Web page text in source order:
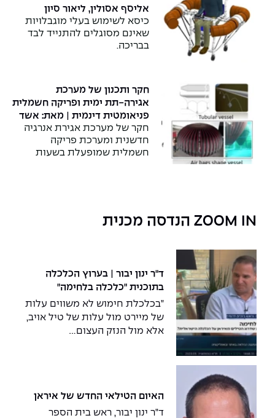
אליסף אסולין, ליאור סיון
כיסא לשימוש בעלי מוגבלויות
שאינם מסוגלים להתנייד לבד
בבריכה.
חקר ותכנון של מערכת
אגירה-תת ימית ופריקה חשמלית
פניאומטית דינמית | מאת: אשד
ריש
חקר של מערכת אגירת אנרגיה
חדשנית ומערכת פריקה
חשמלית שמופעלת בשעות
ZOOM IN הנדסה מכנית
ד"ר ינון יבור | בערוץ הכלכלה
בתוכנית "כלכלה בלחימה"
"בכלכלת חימוש לא משווים עלות
של מיירט מול עלות של טיל אויב,
אלא מול הנזק העצום...
האיום הטילאי החדש של איראן
ד"ר ינון יבור, ראש בית הספר